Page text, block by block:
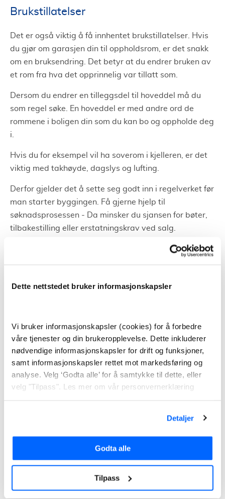
Dette nettstedet bruker informasjonskapsler
Vi bruker informasjonskapsler (cookies) for å forbedre
våre tjenester og din brukeropplevelse. Dette inkluderer
nødvendige informasjonskapsler for drift og funksjoner,
samt informasjonskapsler rettet mot markedsføring og
analyse. Velg ‘Godta alle’ for å samtykke til dette, eller
velg "Tilpass". Les mer om vår personvernerklæring
Detaljer
Godta alle
Tilpass
Brukstillatelser
Det er også viktig å få innhentet brukstillatelser. Hvis
du gjør om garasjen din til oppholdsrom, er det snakk
om en bruksendring. Det betyr at du endrer bruken av
et rom fra hva det opprinnelig var tillatt som.
Dersom du endrer en tilleggsdel til hoveddel må du
som regel søke. En hoveddel er med andre ord de
rommene i boligen din som du kan bo og oppholde deg
i.
Hvis du for eksempel vil ha soverom i kjelleren, er det
viktig med takhøyde, dagslys og lufting.
Derfor gjelder det å sette seg godt inn i regelverket før
man starter byggingen. Få gjerne hjelp til
søknadsprosessen - Da minsker du sjansen for bøter,
tilbakestilling eller erstatningskrav ved salg.
Konsekvenser av ulovlige endringer
gjorde det likevel, har du gjort en ulovlig endring.
eiendom.
Da kan det ende med bøter eller at arbeidet blir krevd
tilbakeført.
I de fleste tilfeller gir kommunen deg anledning til å
Dersom du ikke får tiltaket godkjent vil du som regel få
Gebyr for ulovlig endring